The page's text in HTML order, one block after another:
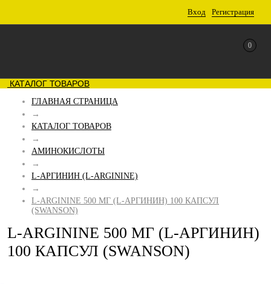
Вход Регистрация
0
КАТАЛОГ ТОВАРОВ
ГЛАВНАЯ СТРАНИЦА
→
КАТАЛОГ ТОВАРОВ
→
АМИНОКИСЛОТЫ
→
L-АРГИНИН (L-ARGININE)
→
L-ARGININE 500 МГ (L-АРГИНИН) 100 КАПСУЛ
(SWANSON)
L-ARGININE 500 МГ (L-АРГИНИН)
100 КАПСУЛ (SWANSON)